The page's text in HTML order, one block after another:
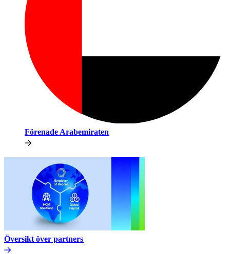
Förenade Arabemiraten​​
Översikt över partners​​